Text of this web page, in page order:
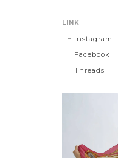
LINK
Instagram
Facebook
Threads